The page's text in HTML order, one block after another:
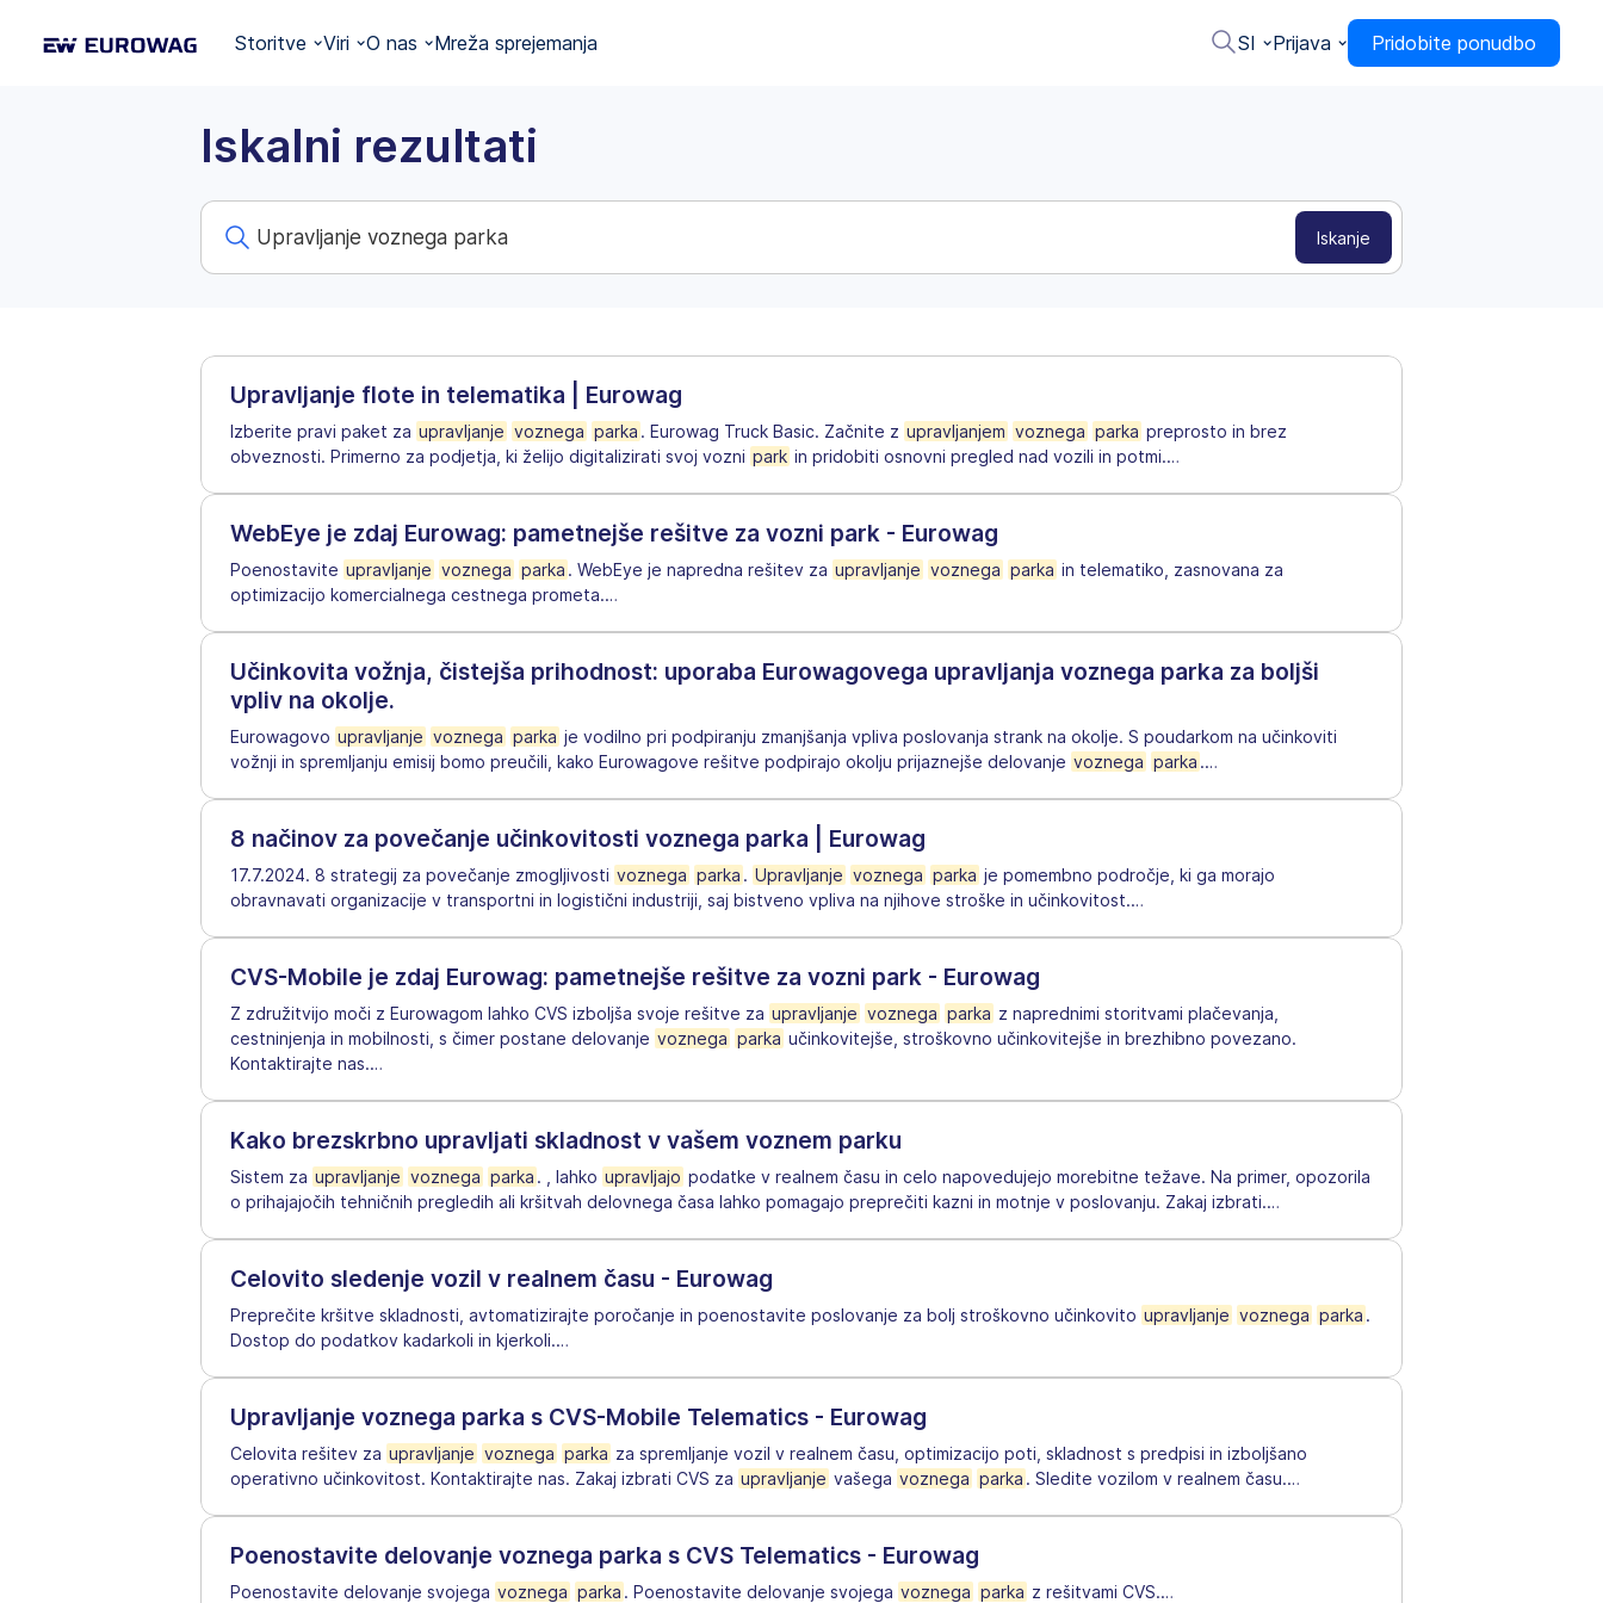
Storitve Viri O nas Mreža sprejemanja SI Prijava Pridobite ponudbo
Iskalni rezultati
Upravljanje flote in telematika | Eurowag
Izberite pravi paket za upravljanje voznega parka . Eurowag Truck Basic. Začnite z upravljanjem voznega parka preprosto in brez
obveznosti. Primerno za podjetja, ki želijo digitalizirati svoj vozni park in pridobiti osnovni pregled nad vozili in potmi.…
WebEye je zdaj Eurowag: pametnejše rešitve za vozni park - Eurowag
Poenostavite upravljanje voznega parka . WebEye je napredna rešitev za upravljanje voznega parka in telematiko, zasnovana za
optimizacijo komercialnega cestnega prometa.…
Učinkovita vožnja, čistejša prihodnost: uporaba Eurowagovega upravljanja voznega parka za boljši
vpliv na okolje.
Eurowagovo upravljanje voznega parka je vodilno pri podpiranju zmanjšanja vpliva poslovanja strank na okolje. S poudarkom na učinkoviti
vožnji in spremljanju emisij bomo preučili, kako Eurowagove rešitve podpirajo okolju prijaznejše delovanje voznega parka .…
8 načinov za povečanje učinkovitosti voznega parka | Eurowag
17.7.2024. 8 strategij za povečanje zmogljivosti voznega parka . Upravljanje voznega parka je pomembno področje, ki ga morajo
obravnavati organizacije v transportni in logistični industriji, saj bistveno vpliva na njihove stroške in učinkovitost.…
CVS-Mobile je zdaj Eurowag: pametnejše rešitve za vozni park - Eurowag
Z združitvijo moči z Eurowagom lahko CVS izboljša svoje rešitve za upravljanje voznega parka z naprednimi storitvami plačevanja,
cestninjenja in mobilnosti, s čimer postane delovanje voznega parka učinkovitejše, stroškovno učinkovitejše in brezhibno povezano.
Kontaktirajte nas.…
Kako brezskrbno upravljati skladnost v vašem voznem parku
Sistem za upravljanje voznega parka . , lahko upravljajo podatke v realnem času in celo napovedujejo morebitne težave. Na primer, opozorila
o prihajajočih tehničnih pregledih ali kršitvah delovnega časa lahko pomagajo preprečiti kazni in motnje v poslovanju. Zakaj izbrati.…
Celovito sledenje vozil v realnem času - Eurowag
Preprečite kršitve skladnosti, avtomatizirajte poročanje in poenostavite poslovanje za bolj stroškovno učinkovito upravljanje voznega parka .
Dostop do podatkov kadarkoli in kjerkoli.…
Upravljanje voznega parka s CVS-Mobile Telematics - Eurowag
Celovita rešitev za upravljanje voznega parka za spremljanje vozil v realnem času, optimizacijo poti, skladnost s predpisi in izboljšano
operativno učinkovitost. Kontaktirajte nas. Zakaj izbrati CVS za upravljanje vašega voznega parka . Sledite vozilom v realnem času.…
Poenostavite delovanje voznega parka s CVS Telematics - Eurowag
Poenostavite delovanje svojega voznega parka . Poenostavite delovanje svojega voznega parka z rešitvami CVS.…